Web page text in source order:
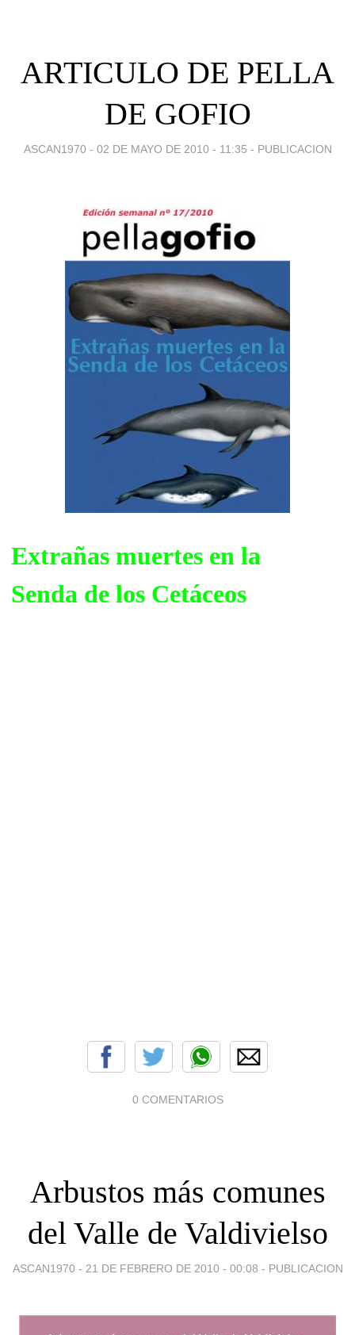
ARTICULO DE PELLA
DE GOFIO
ASCAN1970 - 02 DE MAYO DE 2010 - 11:35 - PUBLICACION
Extrañas muertes en la
Senda de los Cetáceos
0 COMENTARIOS
Arbustos más comunes
del Valle de Valdivielso
ASCAN1970 - 21 DE FEBRERO DE 2010 - 00:08 - PUBLICACION